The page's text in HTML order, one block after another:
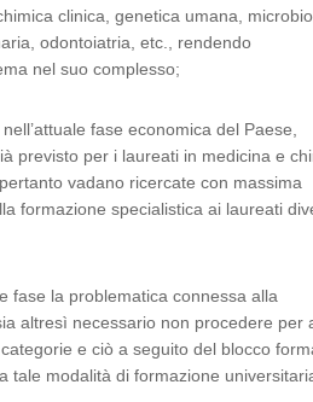
clinica, genetica umana,
odontoiatria, etc., rendendo
nel suo complesso;
fase economica del Paese,
previsto per i laureati in medicina e
vadano ricercate con massima
formazione specialistica ai laureati
fase la problematica connessa alla
altresì necessario non procedere per
e ciò a seguito del blocco
tale modalità di formazione